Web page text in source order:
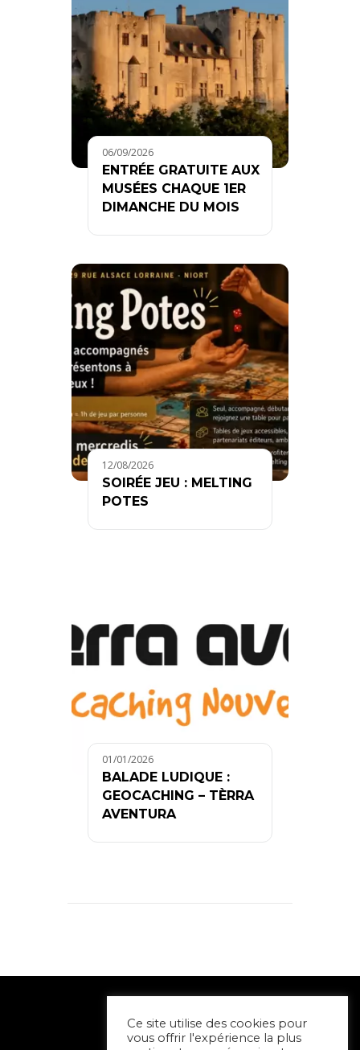
06/09/2026
ENTRÉE GRATUITE AUX
MUSÉES CHAQUE 1ER
DIMANCHE DU MOIS
12/08/2026
SOIRÉE JEU : MELTING
POTES
01/01/2026
BALADE LUDIQUE :
GEOCACHING – TÈRRA
AVENTURA
Ce site utilise des cookies pour
vous offrir l'expérience la plus